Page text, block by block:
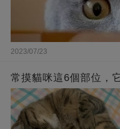
2023/07/23
常摸貓咪這6個部位，